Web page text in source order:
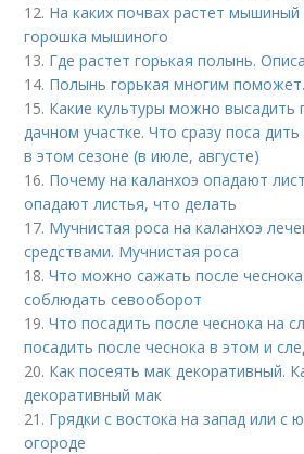
12. На каких почвах растет
горошка мышиного
13. Где растет горькая полынь.
14. Полынь горькая многим
15. Какие культуры можно высадить
дачном участке. Что сразу поса
в этом сезоне (в июле, августе)
16. Почему на каланхоэ опадают
опадают листья, что делать
17. Мучнистая роса на каланхоэ
средствами. Мучнистая роса
18.Что можно сажать после
соблюдать севооборот
19.Что посадить после чеснока на
посадить после чеснока в этом и
20. Как посеять мак декоративный.
декоративный мак
21. Грядки с востока на запад или с
огороде